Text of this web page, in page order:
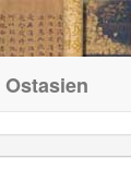
Ostasien